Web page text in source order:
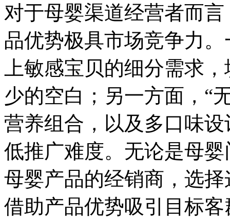
对于母婴渠道经营者而
品优势极具市场竞争力
上敏感宝贝的细分需求
少的空白；另一方面，“
营养组合，以及多口味
低推广难度。无论是母
母婴产品的经销商，选
借助产品优势吸引目标